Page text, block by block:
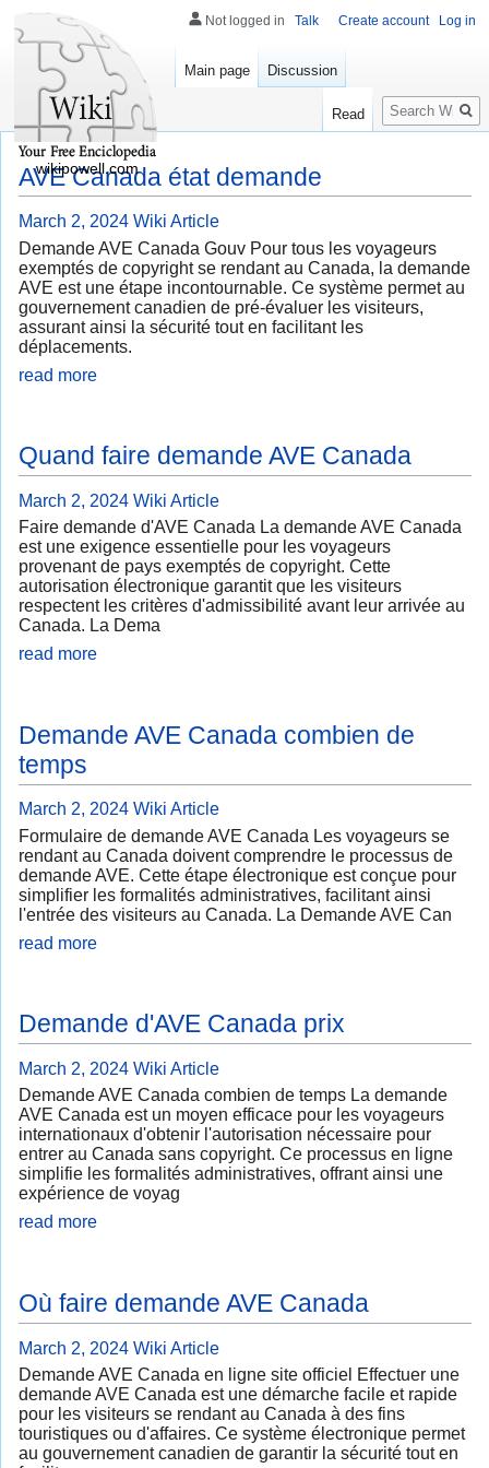
AVE Canada état demande
March 2, 2024 Wiki Article
Demande AVE Canada Gouv Pour tous les voyageurs
exemptés de copyright se rendant au Canada, la demande
AVE est une étape incontournable. Ce système permet au
gouvernement canadien de pré-évaluer les visiteurs,
assurant ainsi la sécurité tout en facilitant les
déplacements.
read more
Quand faire demande AVE Canada
March 2, 2024 Wiki Article
Faire demande d'AVE Canada La demande AVE Canada
est une exigence essentielle pour les voyageurs
provenant de pays exemptés de copyright. Cette
autorisation électronique garantit que les visiteurs
respectent les critères d'admissibilité avant leur arrivée au
Canada. La Dema
read more
Demande AVE Canada combien de
temps
March 2, 2024 Wiki Article
Formulaire de demande AVE Canada Les voyageurs se
rendant au Canada doivent comprendre le processus de
demande AVE. Cette étape électronique est conçue pour
simplifier les formalités administratives, facilitant ainsi
l'entrée des visiteurs au Canada. La Demande AVE Can
read more
Demande d'AVE Canada prix
March 2, 2024 Wiki Article
Demande AVE Canada combien de temps La demande
AVE Canada est un moyen efficace pour les voyageurs
internationaux d'obtenir l'autorisation nécessaire pour
entrer au Canada sans copyright. Ce processus en ligne
simplifie les formalités administratives, offrant ainsi une
expérience de voyag
read more
Où faire demande AVE Canada
March 2, 2024 Wiki Article
Demande AVE Canada en ligne site officiel Effectuer une
demande AVE Canada est une démarche facile et rapide
pour les visiteurs se rendant au Canada à des fins
touristiques ou d'affaires. Ce système électronique permet
au gouvernement canadien de garantir la sécurité tout en
Not logged in Talk Create account Log in
Main page Discussion
Read
Search
wikipowell.com